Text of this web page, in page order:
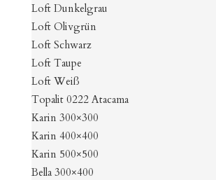
Loft Dunkelgrau
Loft Olivgrün
Loft Schwarz
Loft Taupe
Loft Weiß
Topalit 0222 Atacama
Karin 300×300
Karin 400×400
Karin 500×500
Bella 300×400